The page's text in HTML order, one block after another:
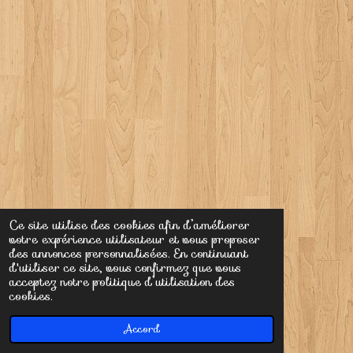
Ce site utilise des cookies afin d’améliorer
votre expérience utilisateur et vous proposer
des annonces personnalisées. En continuant
d'utiliser ce site, vous confirmez que vous
acceptez notre politique d’utilisation des
cookies.
Accord